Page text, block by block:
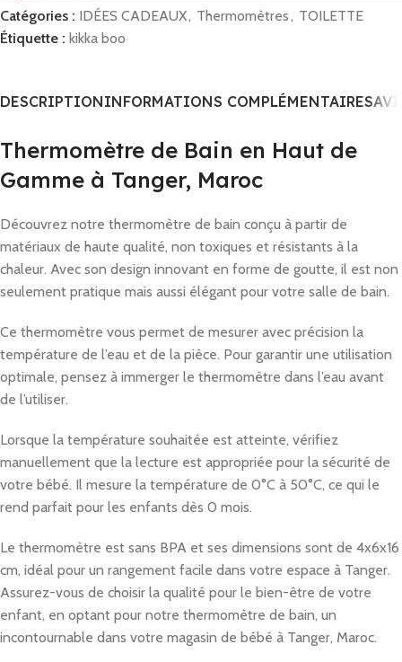
Catégories : IDÉES CADEAUX, Thermomètres, TOILETTE
Étiquette : kikka boo
DESCRIPTIONINFORMATIONS COMPLÉMENTAIRES
Thermomètre de Bain en Haut de
Gamme à Tanger, Maroc
Découvrez notre thermomètre de bain conçu à partir de
matériaux de haute qualité, non toxiques et résistants à la
chaleur. Avec son design innovant en forme de goutte, il est non
seulement pratique mais aussi élégant pour votre salle de bain.
Ce thermomètre vous permet de mesurer avec précision la
température de l’eau et de la pièce. Pour garantir une utilisation
optimale, pensez à immerger le thermomètre dans l’eau avant
de l’utiliser.
Lorsque la température souhaitée est atteinte, vérifiez
manuellement que la lecture est appropriée pour la sécurité de
votre bébé. Il mesure la température de 0°C à 50°C, ce qui le
rend parfait pour les enfants dès 0 mois.
Le thermomètre est sans BPA et ses dimensions sont de 4x6x16
cm, idéal pour un rangement facile dans votre espace à Tanger.
Assurez-vous de choisir la qualité pour le bien-être de votre
enfant, en optant pour notre thermomètre de bain, un
incontournable dans votre magasin de bébé à Tanger, Maroc.